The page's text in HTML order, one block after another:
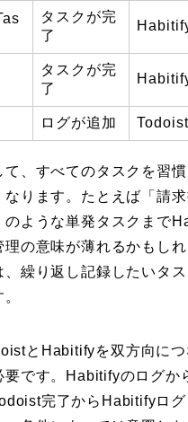
タスクが完
了
タスクが完
了
ログが追加
て、すべてのタスクを習
なります。たとえば「請
のような単発タスクまで
理の意味が薄れるかもし
、繰り返し記録したいタ
とHabitifyを双方向に
要です。Habitifyのログか
完了からHabitifyロ